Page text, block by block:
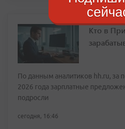
Кто в
По данным аналитиков hh.ru, за
2026 года зарплатные
подросли
сегодня, 16:46